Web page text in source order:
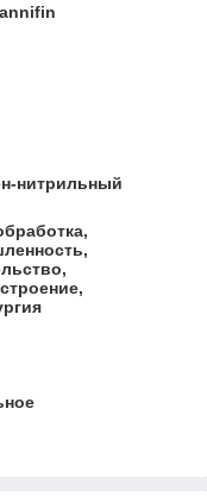
нитрильный